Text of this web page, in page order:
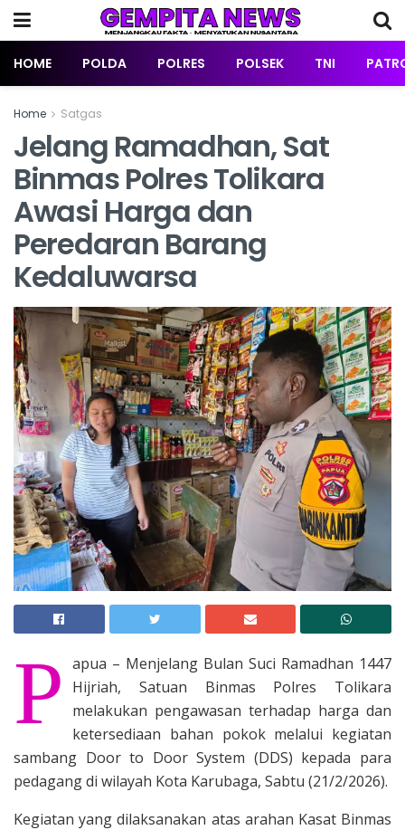
HOME POLDA POLRES POLSEK TNI
Home Satgas
Jelang Ramadhan, Sat
Binmas Polres Tolikara
Awasi Harga dan
Peredaran Barang
Kedaluwarsa
P apua – Menjelang Bulan Suci Ramadhan 1447
Hijriah, Satuan Binmas Polres Tolikara
melakukan pengawasan terhadap harga dan
ketersediaan bahan pokok melalui kegiatan
sambang Door to Door System (DDS) kepada para
pedagang di wilayah Kota Karubaga, Sabtu (21/2/2026).
Kegiatan yang dilaksanakan atas arahan Kasat Binmas